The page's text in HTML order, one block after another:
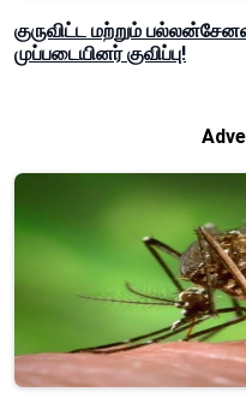
குருவிட்ட மற்றும்
முப்படையினர் குவிப்பு!